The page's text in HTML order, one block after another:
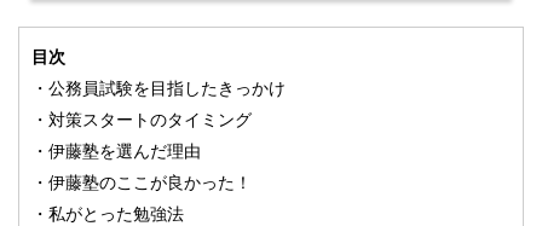
目次
・公務員試験を目指したきっかけ
・対策スタートのタイミング
・伊藤塾を選んだ理由
・伊藤塾のここが良かった！
・私がとった勉強法